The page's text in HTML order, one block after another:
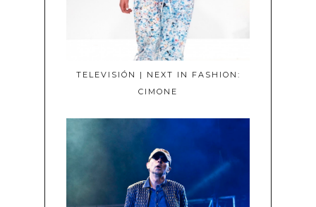
TELEVISIÓN | NEXT IN FASHION:
CIMONE